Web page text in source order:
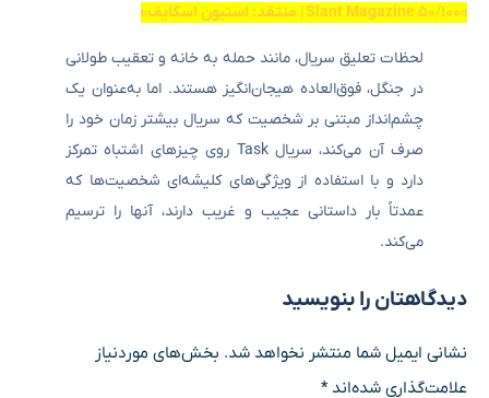
«۵۰/۱۰۰ Slant Magazine | منتقد: استیون اسکایف»
لحظات تعلیق سریال، مانند حمله به خانه و تعقیب طولانی
در جنگل، فوق‌العاده هیجان‌انگیز هستند. اما به‌عنوان یک
چشم‌انداز مبتنی بر شخصیت که سریال بیشتر زمان خود را
صرف آن می‌کند، سریال Task روی چیزهای اشتباه تمرکز
دارد و با استفاده از ویژگی‌های کلیشه‌ای شخصیت‌ها که
عمدتاً بار داستانی عجیب و غریب دارند، آنها را ترسیم
می‌کند.
دیدگاهتان را بنویسید
نشانی ایمیل شما منتشر نخواهد شد. بخش‌های موردنیاز
علامت‌گذاری شده‌اند*